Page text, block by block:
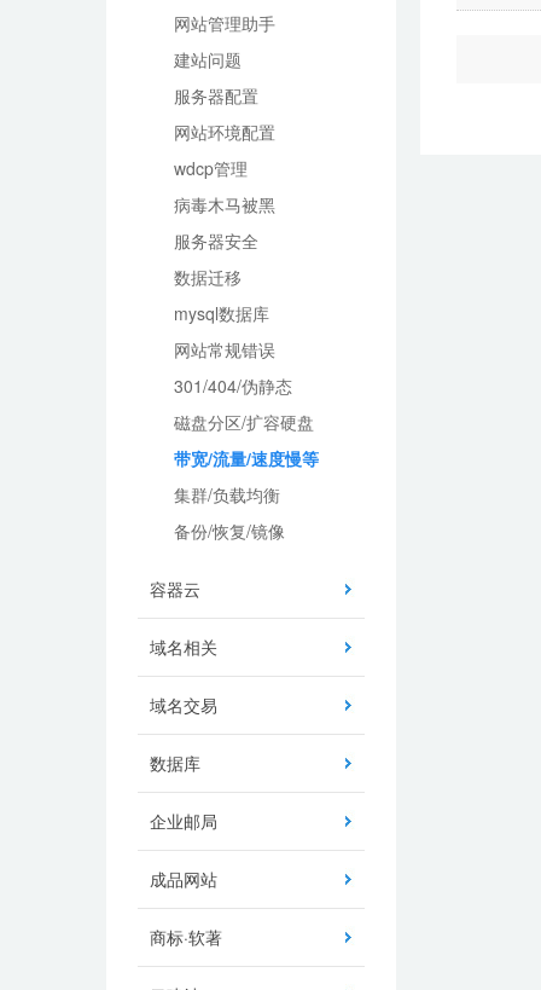
网站管理助手
建站问题
服务器配置
网站环境配置
wdcp管理
病毒木马被黑
服务器安全
数据迁移
mysql数据库
网站常规错误
301/404/伪静态
磁盘分区/扩容硬盘
带宽/流量/速度慢等
集群/负载均衡
备份/恢复/镜像
容器云
域名相关
域名交易
数据库
企业邮局
成品网站
商标·软著